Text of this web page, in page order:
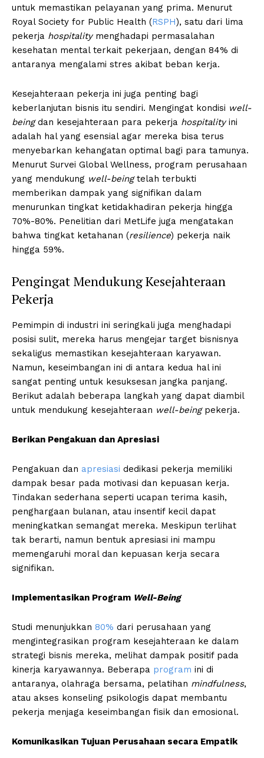
untuk memastikan pelayanan yang prima. Menurut
Royal Society for Public Health (RSPH), satu dari lima
pekerja hospitalitymenghadapi permasalahan
kesehatan mental terkait pekerjaan, dengan 84% di
antaranya mengalami stres akibat beban kerja.
Kesejahteraan pekerja ini juga penting bagi
keberlanjutan bisnis itu sendiri. Mengingat kondisi well-
beingdan kesejahteraan para pekerja hospitalityini
adalah hal yang esensial agar mereka bisa terus
menyebarkan kehangatan optimal bagi para tamunya.
Menurut Survei Global Wellness, program perusahaan
yang mendukung well-beingtelah terbukti
memberikan dampak yang signifikan dalam
menurunkan tingkat ketidakhadiran pekerja hingga
70%-80%. Penelitian dari MetLife juga mengatakan
bahwa tingkat ketahanan (resilience) pekerja naik
hingga 59%.
Pengingat Mendukung Kesejahteraan
Pekerja
Pemimpin di industri ini seringkali juga menghadapi
posisi sulit, mereka harus mengejar target bisnisnya
sekaligus memastikan kesejahteraan karyawan.
Namun, keseimbangan ini di antara kedua hal ini
sangat penting untuk kesuksesan jangka panjang.
Berikut adalah beberapa langkah yang dapat diambil
untuk mendukung kesejahteraan well-beingpekerja.
Berikan Pengakuan dan Apresiasi
Pengakuan dan apresiasi dedikasi pekerja memiliki
dampak besar pada motivasi dan kepuasan kerja.
Tindakan sederhana seperti ucapan terima kasih,
penghargaan bulanan, atau insentif kecil dapat
meningkatkan semangat mereka. Meskipun terlihat
tak berarti, namun bentuk apresiasi ini mampu
memengaruhi moral dan kepuasan kerja secara
signifikan.
Implementasikan Program Well-Being
Studi menunjukkan 80% dari perusahaan yang
mengintegrasikan program kesejahteraan ke dalam
strategi bisnis mereka, melihat dampak positif pada
kinerja karyawannya. Beberapa program ini di
antaranya, olahraga bersama, pelatihan mindfulness,
atau akses konseling psikologis dapat membantu
pekerja menjaga keseimbangan fisik dan emosional.
Komunikasikan Tujuan Perusahaan secara Empatik